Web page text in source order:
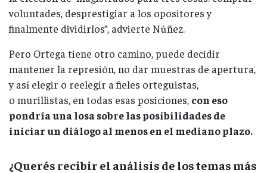
voluntades, desprestigiar a los opositores y
finalmente dividirlos”, advierte Núñez.
Pero Ortega tiene otro camino, puede decidir
mantener la represión, no dar muestras de apertura,
y así elegir o reelegir a fieles orteguistas,
o murillistas, en todas esas posiciones, con eso
pondría una losa sobre las posibilidades de
iniciar un diálogo al menos en el mediano plazo.
¿Querés recibir el análisis de los temas más